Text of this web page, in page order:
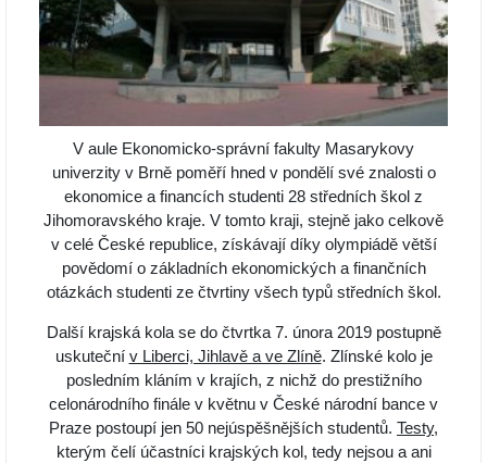
V aule Ekonomicko-správní fakulty Masarykovy
univerzity v Brně poměří hned v pondělí své znalosti o
ekonomice a financích studenti 28 středních škol z
Jihomoravského kraje. V tomto kraji, stejně jako celkově
v celé České republice, získávají díky olympiádě větší
povědomí o základních ekonomických a finančních
otázkách studenti ze čtvrtiny všech typů středních škol.
Další krajská kola se do čtvrtka 7. února 2019 postupně
uskuteční v Liberci, Jihlavě a ve Zlíně. Zlínské kolo je
posledním kláním v krajích, z nichž do prestižního
celonárodního finále v květnu v České národní bance v
Praze postoupí jen 50 nejúspěšnějších studentů. Testy,
kterým čelí účastníci krajských kol, tedy nejsou a ani